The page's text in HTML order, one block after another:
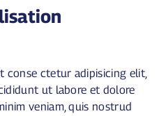
MERS
LICENCES
conse ctetur adipisicing elit,
ut labore et dolore
veniam, quis nostrud